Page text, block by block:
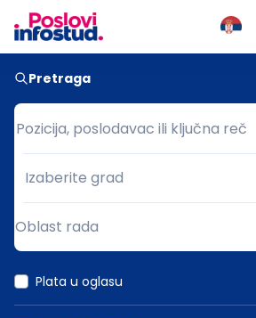
Pretraga
Pozicija, poslodavac ili ključna reč
Pozicija, poslodavac ili ključna reč
Grad
Izaberite grad
Oblast rada
Plata u oglasu